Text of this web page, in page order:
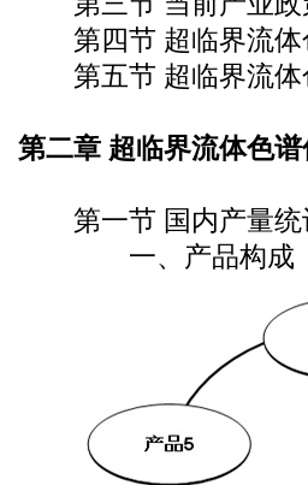
第四节 超临界流体
第五节 超临界流体
第二章 超临界流体色
第一节 国内产量统
一、产品构成